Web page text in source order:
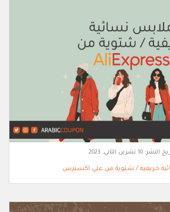
النشر: 10 تشرين الثاني, 2023
خريفية / شتوية من علي اكسبرس